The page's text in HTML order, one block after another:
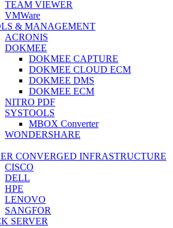
TEAM VIEWER
VMWare
& MANAGEMENT
ACRONIS
DOKMEE
DOKMEE CAPTURE
DOKMEE CLOUD ECM
DOKMEE DMS
DOKMEE ECM
NITRO PDF
SYSTOOLS
MBOX Converter
WONDERSHARE
CONVERGED INFRASTRUCTURE
CISCO
DELL
HPE
LENOVO
SANGFOR
SERVER